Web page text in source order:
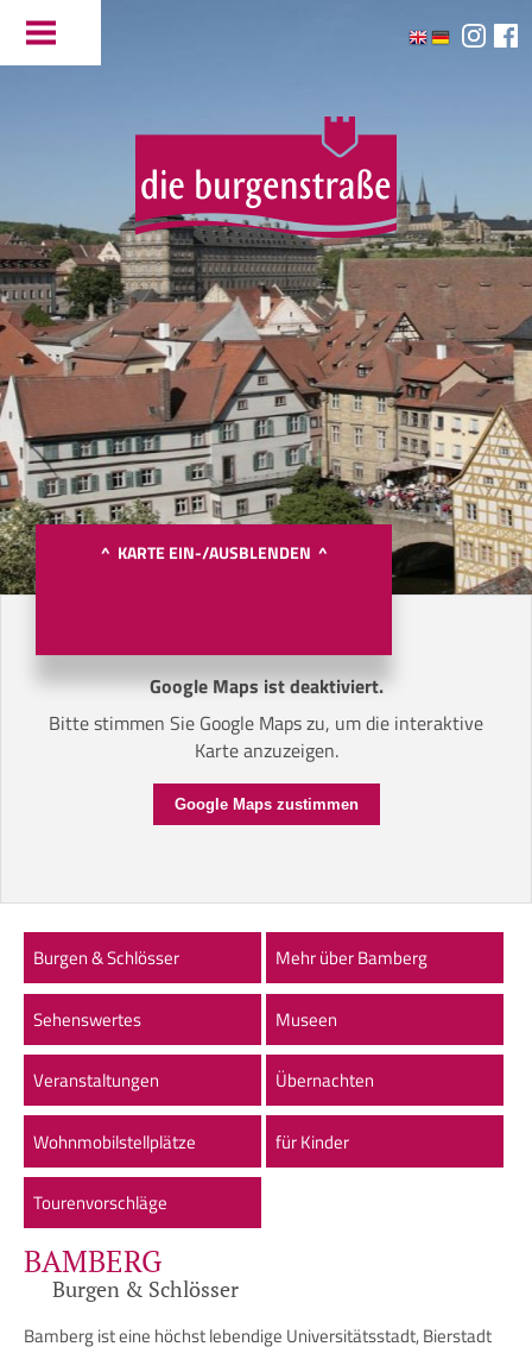
^ KARTE EIN-/AUSBLENDEN ^
Google Maps ist deaktiviert.
Bitte stimmen Sie Google Maps zu, um die interaktive
Karte anzuzeigen.
Google Maps zustimmen
Burgen & Schlösser Mehr über Bamberg
Sehenswertes Museen
Veranstaltungen Übernachten
Wohnmobilstellplätze für Kinder
Tourenvorschläge
BAMBERG
Burgen & Schlösser
Bamberg ist eine höchst lebendige Universitätsstadt, Bierstadt